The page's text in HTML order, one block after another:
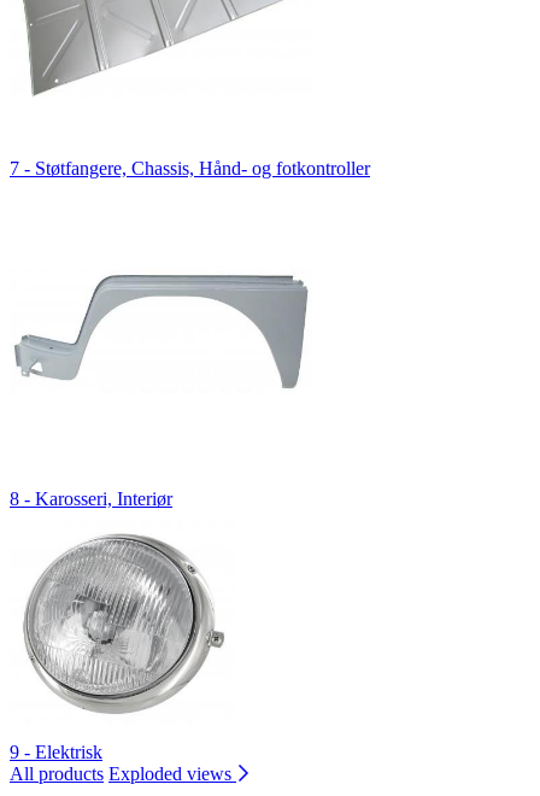
7 - Støtfangere, Chassis, Hånd- og fotkontroller
8 - Karosseri, Interiør
9 - Elektrisk
All products Exploded views